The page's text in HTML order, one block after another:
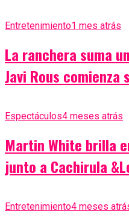
Entretenimiento1 mes atrás
La ranchera suma
Javi Rous
Espectáculos4 meses atrás
Martin White brilla
junto a Cachirula
Entretenimiento4 meses